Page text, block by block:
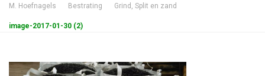
M. Hoefnagels Bestrating Grind, Split en zand
image-2017-01-30 (2)